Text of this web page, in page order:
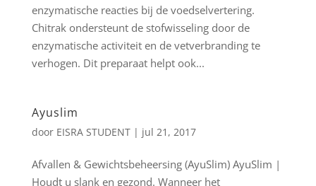
enzymatische reacties bij de voedselvertering.
Chitrak ondersteunt de stofwisseling door de
enzymatische activiteit en de vetverbranding te
verhogen. Dit preparaat helpt ook...
Ayuslim
door EISRA STUDENT| jul 21, 2017
Afvallen & Gewichtsbeheersing (AyuSlim) AyuSlim |
Houdt u slank en gezond. Wanneer het